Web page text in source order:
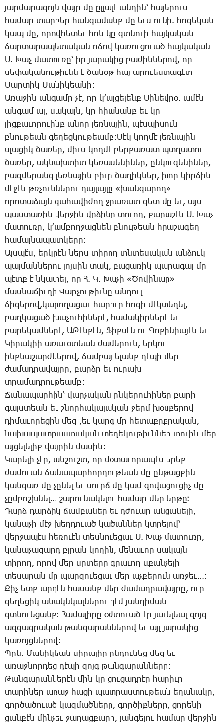
յար­մա­րա­գոյն վայր մը ըլ­լա­լէ ան­դին՝ հա­յե­րուս
հա­մար տար­բեր հան­գա­մանք մը եւս ու­նի. հո­գե­կան
կապ մը, ո­րով­հե­տեւ հոն կը գտնո­ւի հայ­կա­կան
ճար­տա­րա­պե­տա­կան ո­ճով կա­ռու­ցո­ւած հայ­կա­կան
Ս. ­Խաչ մա­տու­ռը՝ իր յա­րա­կից բա­ժին­նե­րով, որ
սե­փա­կա­նու­թիւնն է ծա­նօթ հայ ա­րո­ւես­տա­գէտ
­Մար­տիկ ­Մա­նի­կեա­նի:
Ա­ռա­ջին ան­գա­մը չէ, որ կ­՚այ­ցե­լենք ­Սի­նեվ­րօ. ա­մէն
ան­գամ ալ, սա­կայն, կը հիա­նանք եւ կը
լից­քա­ւո­րո­ւինք ա­նոր լեռ­նա­յին, պէս­պի­սուն
բնու­թեան գե­ղեց­կու­թեամբ:­Մէկ կող­մէ լեռ­նա­յին
սլա­ցիկ ծա­ռեր, միւս կող­մէ բեր­քա­ռատ պտղա­տու
ծա­ռեր, ակ­նախ­տիտ կե­ռա­սե­նի­ներ, ըն­կու­զե­նի­ներ,
բազ­մե­րանգ լեռ­նա­յին բիւր ծա­ղիկ­ներ, խոր կիր­ճին
մէ­ջէն թռչուն­նե­րու դայ­լայ­լը «խան­գա­րող»
ո­րո­տա­ձայն գա­հա­վի­ժող ջրա­ռատ գետ մը եւ, այս
պաս­տա­ռին վեր­ջին վրձի­նը տո­ւող, քա­րա­շէն Ս. ­Խաչ
մա­տու­ռը, կ­՚ամ­բող­ջաց­նեն բնու­թեան հրա­շա­գեղ
հա­մայ­նա­պատ­կե­րը:
Այս­պէ՛ս, երկ­րէն ներս տի­րող տնտե­սա­կան ան­ձուկ
պայ­ման­նե­րու լոյ­սին տակ, բա­ցա­ռիկ պա­րա­գայ մը
պէտք է նկա­տել, որ Հ. Կ. ­Խա­չի «­Ծո­վի­նար»
մաս­նա­ճիւ­ղի ­Վար­չու­թիւ­նը ան­դուլ
ճի­գե­րով,կա­րո­ղա­ցաւ հա­րիւր հո­գի մէկ­տե­ղել,
բաղ­կա­ցած խա­չու­հի­նե­րէ, հա­մա­կիր­նե­րէ եւ
բա­րե­կամ­նե­րէ, Ա­Թէն­քէն, ­Ֆիք­սէն ու ­Գո­քի­նիա­յէն եւ
­Կի­րա­կիի ա­ռա­ւօ­տեան ժա­մե­րուն, եր­կու
ինք­նա­շարժ­նե­րով, ճամ­բայ ե­լանք դէ­պի մեր
ժա­մադ­րա­վայ­րը, բարձր եւ ու­րախ
տրա­մադ­րու­թեամբ:
­Ճա­նա­պար­հին՝ վար­չա­կան ըն­կե­րու­հի­ներ բա­րի
գալս­տեան եւ շնոր­հա­կա­լա­կան ջերմ խօս­քե­րով
դի­մա­ւո­րե­ցին մեզ ,եւ կարգ մը հե­տաքրք­րա­կան,
նա­խա­պատ­րաս­տա­կան տե­ղե­կու­թիւն­ներ տո­ւին մեր
այ­ցե­լե­լիք վայ­րին մա­սին:
­Կա­րե­լի չէր, ան­շուշտ, որ մօ­տա­ւո­րա­պէս ե­րեք
ժա­մո­ւան ճա­նա­պար­հոր­դու­թեան մը ըն­թաց­քին
կան­գառ մը չը­նել եւ սուրճ մը կամ զո­վա­ցու­ցիչ մը
չըմ­բոշխ­նել… շա­րու­նա­կե­լու հա­մար մեր եր­թը։
­Դարձ-դար­ձիկ ճամ­բա­ներ եւ դժո­ւար ան­ցա­նե­լի,
կա­նա­չի մէջ խեղ­դո­ւած կա­ծան­ներ կտրե­լով՝
վեր­ջա­պէս հե­ռո­ւէն տես­նո­ւե­ցաւ Ս. ­Խաչ մա­տու­ռը,
կա­նա­չա­զարդ բլրան կո­ղին, մե­նա­ւոր սա­կայն
տի­րող, ո­րով մեր սրտե­րը գրա­ւող սքան­չե­լի
տե­սա­րան մը պար­զո­ւե­ցաւ մեր աչ­քե­րուն առ­ջեւ…:
­Քիչ ետք ար­դէն հա­սանք մեր ժա­մադ­րա­վայ­րը, ուր
գե­ղե­ցիկ ա­նակն­կալ­նե­րու դէմ յան­դի­ման
գտնո­ւե­ցանք: ­Հա­մա­լի­րը օժ­տո­ւած էր յա­ւե­լեալ զոյգ
ազ­գագ­րա­կան թան­գա­րան­նե­րով եւ այլ յա­րա­կից
կա­ռոյց­նե­րով:
Պրն. ­Մա­նի­կեան սի­րա­լիր ըն­դու­նեց մեզ եւ
ա­ռաջ­նոր­դեց դէ­պի զոյգ թան­գա­րան­նե­րը:
­Թան­գա­րան­նե­րէն մին կը ցու­ցադ­րէր հա­րիւր
տա­րի­ներ ա­ռաջ հա­ցի պատ­րաս­տու­թեան ե­ղա­նա­կը,
գոր­ծա­ծո­ւած կազ­մած­նե­րը, գոր­ծիք­նե­րը, ցո­րե­նի
ցան­քէն մին­չեւ ջա­ղաց­քա­րը, յան­գե­լու հա­մար վեր­ջին